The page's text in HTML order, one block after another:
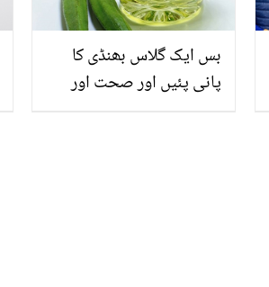
بس ایک گلاس بھنڈی کا
پانی پئیں اور صحت اور